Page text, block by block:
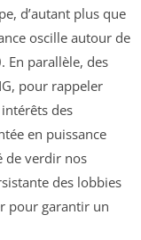
d’autant plus que
oscille autour de
En parallèle, des
pour rappeler
des
en puissance
de verdir nos
des lobbies
pour garantir un